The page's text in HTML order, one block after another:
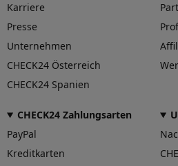
Karriere
Presse
Unternehmen
CHECK24 Österreich
CHECK24 Spanien
CHECK24 Zahlungsarten
PayPal
Kreditkarten